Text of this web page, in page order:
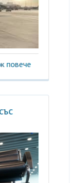
повече